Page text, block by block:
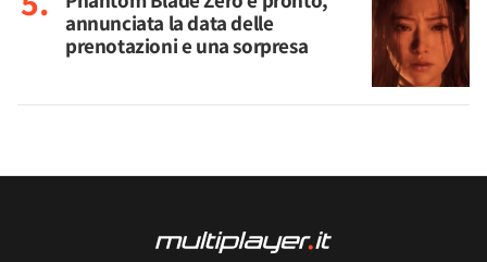
annunciata la data delle
prenotazioni e una sorpresa